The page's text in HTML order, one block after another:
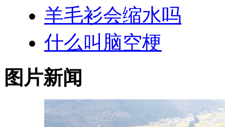
羊毛衫会缩水吗
什么叫脑空梗
图片新闻